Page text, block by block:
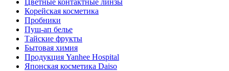
Цветные контактные линзы
Корейская косметика
Пробники
Пуш-ап белье
Тайские фрукты
Бытовая химия
Продукция Yanhee Hospital
Японская косметика Daiso